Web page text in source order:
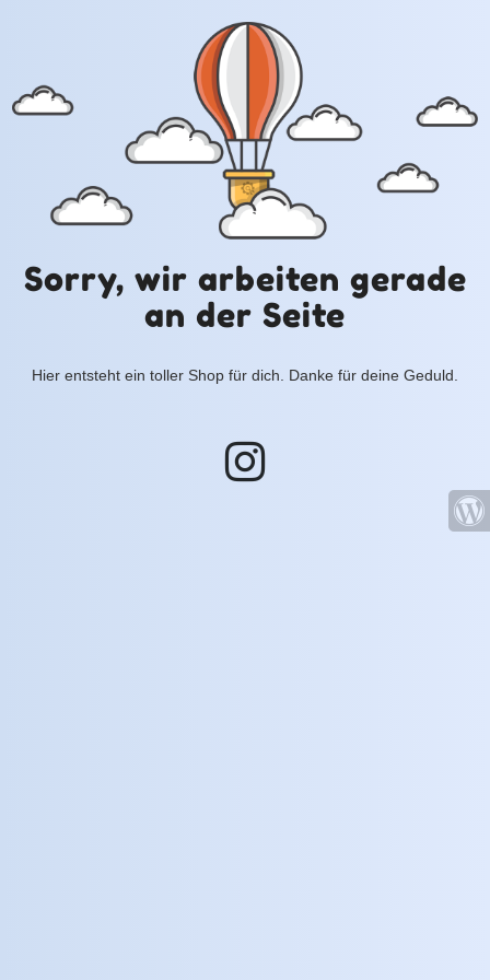
Sorry, wir arbeiten gerade
an der Seite
Hier entsteht ein toller Shop für dich. Danke für deine Geduld.